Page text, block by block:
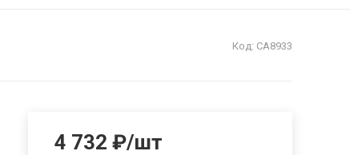
Код: СА8933
4 732 ₽/шт